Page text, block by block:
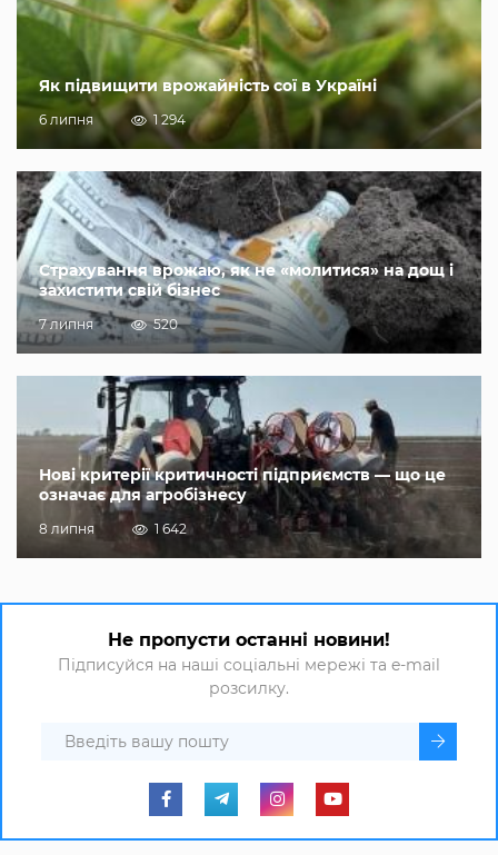
Як підвищити врожайність сої в Україні
6 липня 1 294
Страхування врожаю, як не «молитися» на дощ і
захистити свій бізнес
7 липня 520
Нові критерії критичності підприємств — що це
означає для агробізнесу
8 липня 1 642
Не пропусти останні новини!
Підписуйся на наші соціальні мережі та e-mail
розсилку.